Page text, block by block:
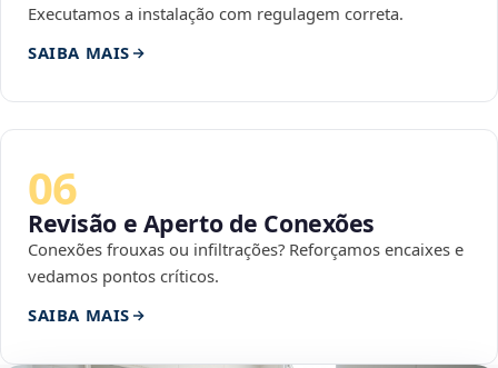
Executamos a instalação com regulagem correta.
SAIBA MAIS
06
Revisão e Aperto de Conexões
Conexões frouxas ou infiltrações? Reforçamos encaixes e
vedamos pontos críticos.
SAIBA MAIS